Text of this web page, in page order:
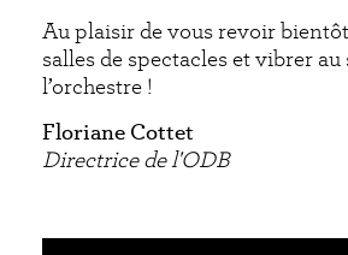
Au plaisir de vous revoir
salles de spectacles et vibrer au
l’orchestre !
Floriane Cottet
Directrice de l'ODB